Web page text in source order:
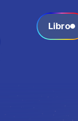
Libro